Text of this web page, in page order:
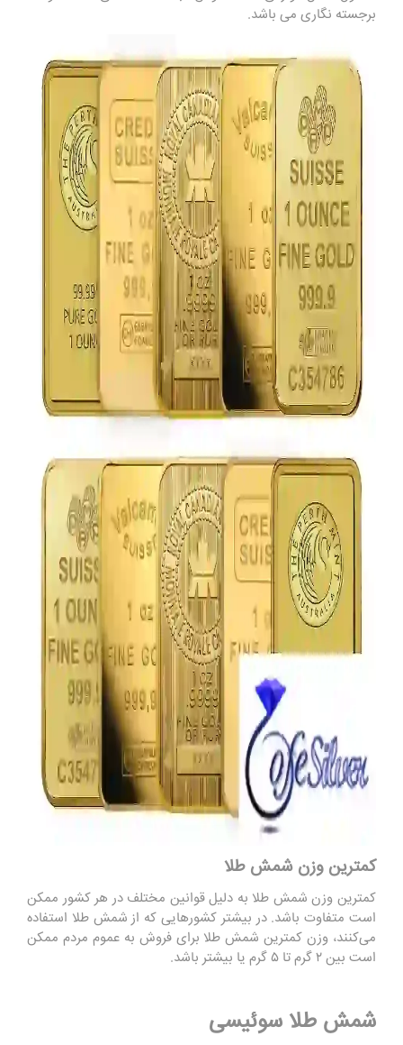
برجسته ‌نگاری می ‌باشد.
کمترین وزن شمش طلا
کمترین وزن شمش طلا به دلیل قوانین مختلف در هر کشور ممکن
است متفاوت باشد. در بیشتر کشورهایی که از شمش طلا استفاده
می‌کنند، وزن کمترین شمش طلا برای فروش به عموم مردم ممکن
است بین ۲ گرم تا ۵ گرم یا بیشتر باشد.
شمش طلا سوئیسی